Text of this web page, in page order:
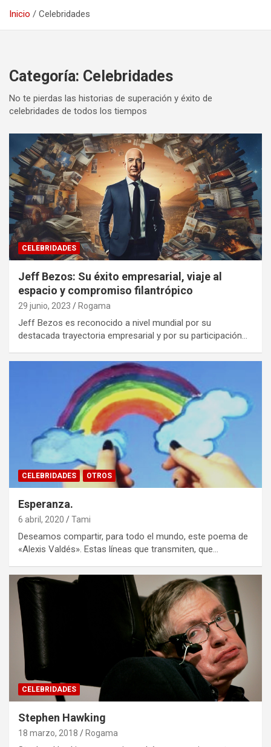
Inicio Celebridades
Categoría: Celebridades
No te pierdas las historias de superación y éxito de
celebridades de todos los tiempos
CELEBRIDADES
Jeff Bezos: Su éxito empresarial, viaje al
espacio y compromiso filantrópico
29 junio, 2023 Rogama
Jeff Bezos es reconocido a nivel mundial por su
destacada trayectoria empresarial y por su participación…
CELEBRIDADES OTROS
Esperanza.
6 abril, 2020 Tami
Deseamos compartir, para todo el mundo, este poema de
«Alexis Valdés». Estas líneas que transmiten, que…
CELEBRIDADES
Stephen Hawking
18 marzo, 2018 Rogama